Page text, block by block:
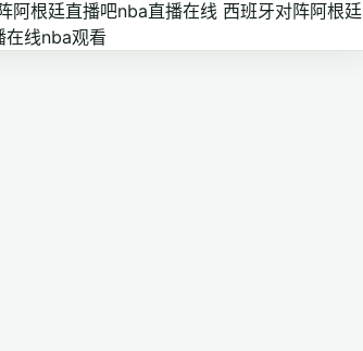
阿根廷直播吧nba直播在线 西班牙对阵阿根廷
在线nba观看